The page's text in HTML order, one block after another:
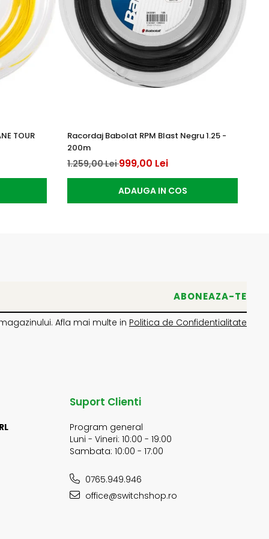
TOUR
Racordaj Babolat RPM Blast Negru 1.25 -
200m
1.259,00 Lei999,00 Lei
ADAUGA IN COS
Afla mai multe in Politica de Confidentialitate
Suport Clienti
Program general
Luni - Vineri: 10:00 - 19:00
Sambata: 10:00 - 17:00
0765.949.946
office@switchshop.ro